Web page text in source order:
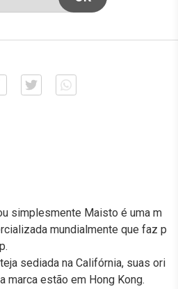
simplesmente Maisto é uma m
mundialmente que faz p
sediada na Califórnia, suas ori
marca estão em Hong Kong.